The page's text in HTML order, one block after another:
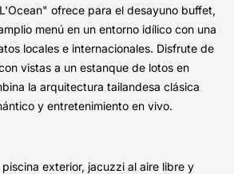
ofrece para el desayuno buffet,
menú en un entorno idílico con una
locales e internacionales. Disfrute de
vistas a un estanque de lotos en
la arquitectura tailandesa clásica
y entretenimiento en vivo.
exterior, jacuzzi al aire libre y